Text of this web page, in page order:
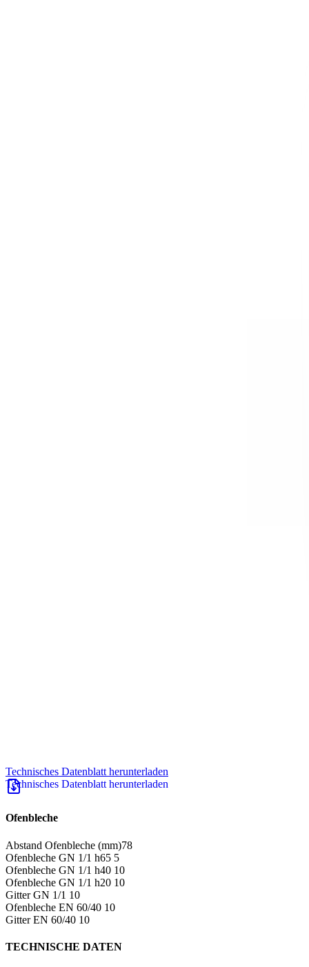
Technisches Datenblatt herunterladen
Ofenbleche
Abstand Ofenbleche (mm)78
Ofenbleche GN 1/1 h65 5
Ofenbleche GN 1/1 h40 10
Ofenbleche GN 1/1 h20 10
Gitter GN 1/1 10
Ofenbleche EN 60/40 10
Gitter EN 60/40 10
TECHNISCHE DATEN